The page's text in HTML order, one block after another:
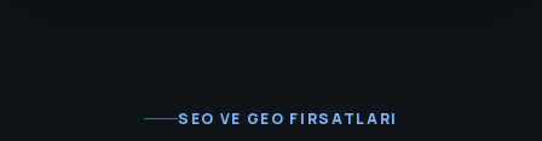
SEO VE GEO FIRSATLARI